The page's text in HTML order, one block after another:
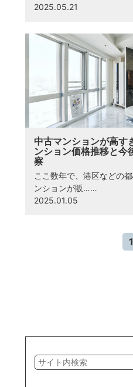
2025.05.21
中古マンションが高す
ンション価格推移と今
察
ここ数年で、港区などの
ンションが販……
2025.01.05
1